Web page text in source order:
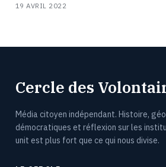
19 AVRIL 2022
Cercle des
Média citoyen indépendant. Histoire,
démocratiques et réflexion sur les
unit est plus fort que ce qui nous divise.